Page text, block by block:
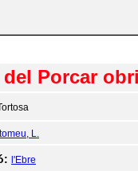
Porcar
L.
l'Ebre